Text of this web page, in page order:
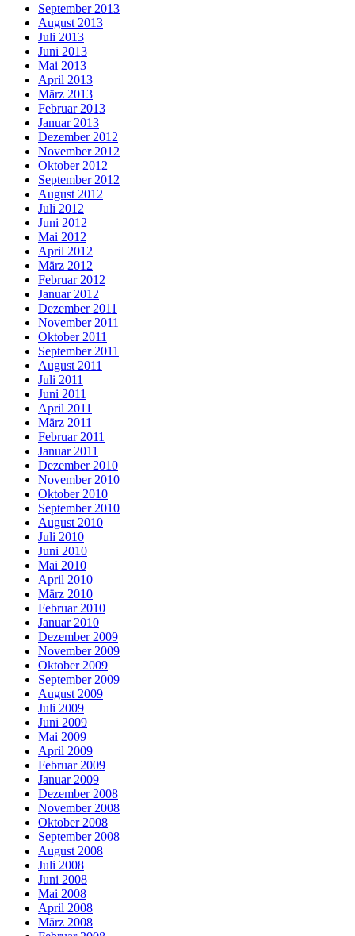
September 2013
August 2013
Juli 2013
Juni 2013
Mai 2013
April 2013
März 2013
Februar 2013
Januar 2013
Dezember 2012
November 2012
Oktober 2012
September 2012
August 2012
Juli 2012
Juni 2012
Mai 2012
April 2012
März 2012
Februar 2012
Januar 2012
Dezember 2011
November 2011
Oktober 2011
September 2011
August 2011
Juli 2011
Juni 2011
April 2011
März 2011
Februar 2011
Januar 2011
Dezember 2010
November 2010
Oktober 2010
September 2010
August 2010
Juli 2010
Juni 2010
Mai 2010
April 2010
März 2010
Februar 2010
Januar 2010
Dezember 2009
November 2009
Oktober 2009
September 2009
August 2009
Juli 2009
Juni 2009
Mai 2009
April 2009
Februar 2009
Januar 2009
Dezember 2008
November 2008
Oktober 2008
September 2008
August 2008
Juli 2008
Juni 2008
Mai 2008
April 2008
März 2008